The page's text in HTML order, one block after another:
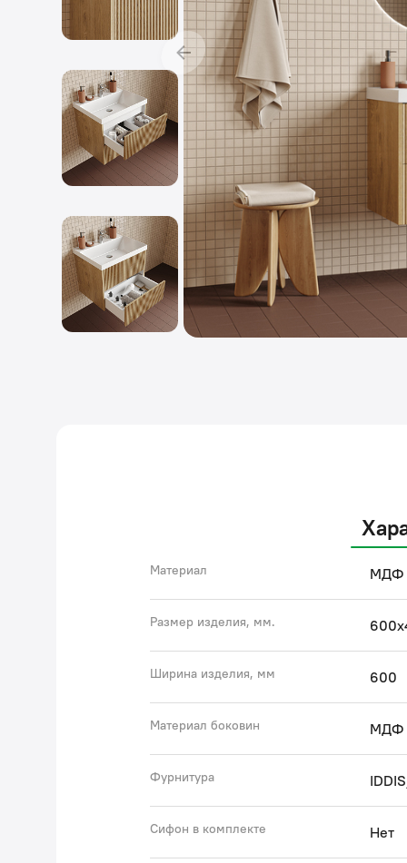
Материал МДФ
Размер изделия, мм.
Ширина изделия, мм 600
Материал боковин МДФ
Фурнитура
Сифон в комплекте Нет